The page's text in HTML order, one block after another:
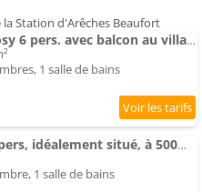
Station d'Arêches Beaufort
Appartement cosy 6 pers. avec balcon au village, proche parking et local à skis - FR-1-342-291
1 salle de bains
Chalet cosy 3-4 pers, idéalement situé, à 500m des pistes et 100m des commerces - FR-1-342-220
1 salle de bains